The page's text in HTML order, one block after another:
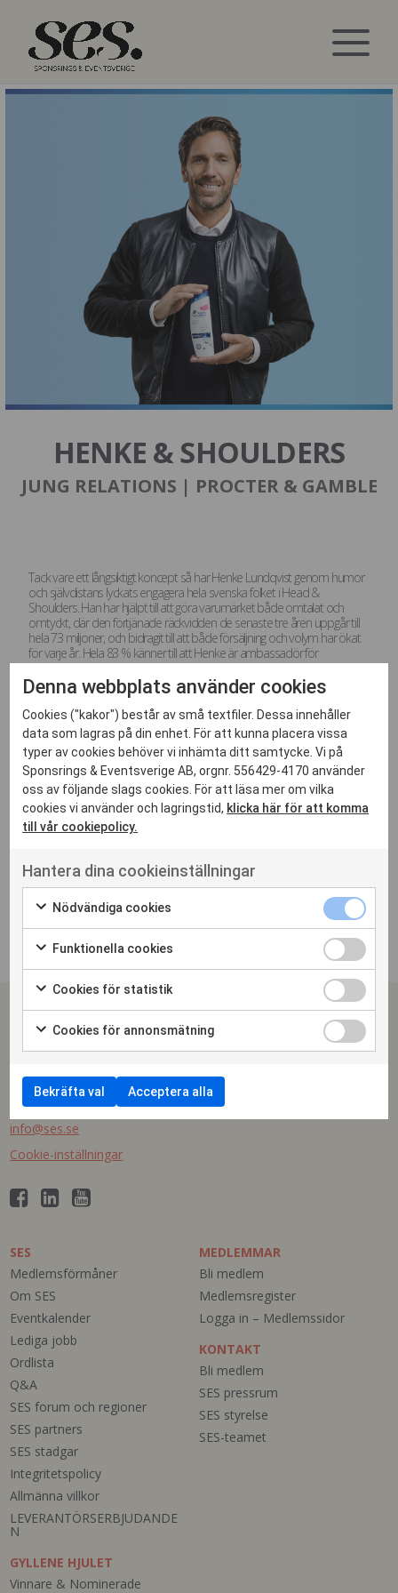
HENKE & SHOULDERS
JUNG RELATIONS | PROCTER & GAMBLE
Tack vare ett långsiktigt koncept så har Henke Lundqvist genom humor
och självdistans lyckats engagera hela svenska folket i Head &
Shoulders. Han har hjälpt till att göra varumärket både omtalat och
omtyckt, där den förtjänade räckvidden de senaste tre åren uppgår till
hela 73 miljoner, och bidragit till att både försäljning och volym har ökat
för varje år. Hela 83 % känner till att Henke är ambassadör för
varumärket, och lika bra som Henke stoppade puckar i hockey, lika bra
säljer han schampo!
SPONSRINGS & EVENTSVERIGE
Arena Skrapan
Götgatan 78 | 118 30 Stockholm
Telefon växel: 08-410 630 50
info@ses.se
Cookie-inställningar
SES
Medlemsförmåner
Om SES
Eventkalender
Lediga jobb
Ordlista
Q&A
SES forum och regioner
SES partners
SES stadgar
Integritetspolicy
Allmänna villkor
LEVERANTÖRSERBJUDANDE
N
MEDLEMMAR
Bli medlem
Medlemsregister
Logga in – Medlemssidor
GYLLENE HJULET
Vinnare & Nominerade
KONTAKT
Bli medlem
SES pressrum
SES styrelse
SES-teamet
Denna webbplats använder cookies
Cookies ("kakor") består av små textfiler. Dessa innehåller
data som lagras på din enhet. För att kunna placera vissa
typer av cookies behöver vi inhämta ditt samtycke. Vi på
Sponsrings & Eventsverige AB, orgnr. 556429-4170 använder
oss av följande slags cookies. För att läsa mer om vilka
cookies vi använder och lagringstid, klicka här för att komma
till vår cookiepolicy.
Hantera dina cookieinställningar
Nödvändiga cookies
Funktionella cookies
Cookies för statistik
Cookies för annonsmätning
Bekräfta val Acceptera alla